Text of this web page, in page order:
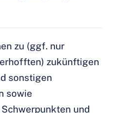
zu (ggf. nur
zukünftigen
sonstigen
sowie
und